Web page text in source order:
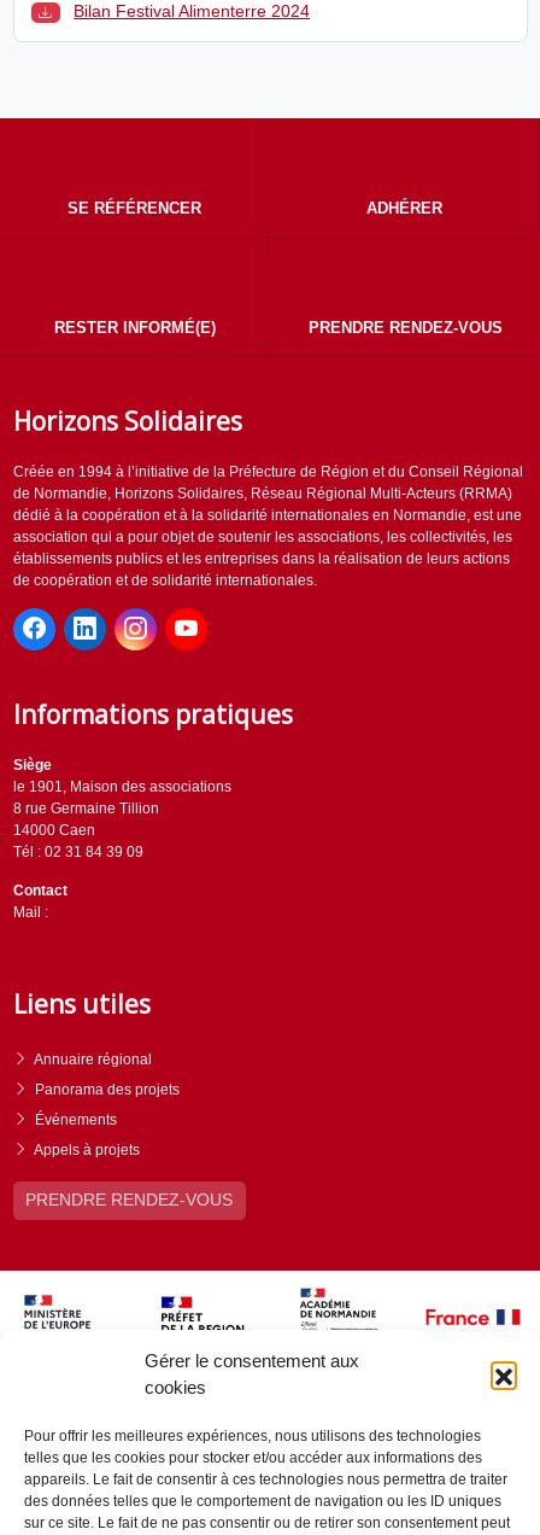
Gérer le consentement aux
cookies
Pour offrir les meilleures expériences, nous utilisons des technologies
telles que les cookies pour stocker et/ou accéder aux informations des
appareils. Le fait de consentir à ces technologies nous permettra de traiter
des données telles que le comportement de navigation ou les ID uniques
sur ce site. Le fait de ne pas consentir ou de retirer son consentement peut
Bilan Festival Alimenterre 2024
SE RÉFÉRENCER ADHÉRER
RESTER INFORMÉ(E) PRENDRE RENDEZ-VOUS
Horizons Solidaires
Créée en 1994 à l’initiative de la Préfecture de Région et du Conseil Régional
de Normandie, Horizons Solidaires, Réseau Régional Multi-Acteurs (RRMA)
dédié à la coopération et à la solidarité internationales en Normandie, est une
association qui a pour objet de soutenir les associations, les collectivités, les
établissements publics et les entreprises dans la réalisation de leurs actions
de coopération et de solidarité internationales.
Informations pratiques
Siège
le 1901, Maison des associations
8 rue Germaine Tillion
14000 Caen
Tél : 02 31 84 39 09
Contact
Mail :
Liens utiles
Annuaire régional
Panorama des projets
Événements
Appels à projets
PRENDRE RENDEZ-VOUS